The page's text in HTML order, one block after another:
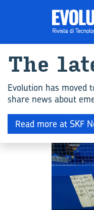
The
Evolution has moved
share news about
Read more at SKF